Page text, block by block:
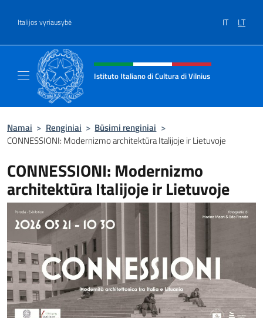
Italijos vyriausybė IT LT
Site header, social and menu
Istituto Italiano di Cultura di Vilnius
Namai > Renginiai > Būsimi renginiai >
CONNESSIONI: Modernizmo architektūra Italijoje ir Lietuvoje
CONNESSIONI: Modernizmo
architektūra Italijoje ir Lietuvoje